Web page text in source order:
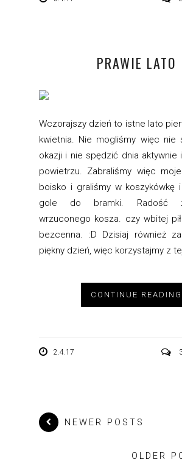
PRAWIE LATO
Wczorajszy dzień to istne lato
kwietnia. Nie mogliśmy więc nie
okazji i nie spędzić dnia aktywnie
powietrzu. Zabraliśmy więc
boisko i graliśmy w koszykówkę
gole do bramki. Radość
wrzuconego kosza. czy wbitej
bezcenna. :D Dzisiaj również
piękny dzień, więc korzystajmy z
CONTINUE READING
2.4.17
NEWER POSTS
OLDER